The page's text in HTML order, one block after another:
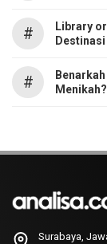
#
Library
#
Menikah?
Surabaya,